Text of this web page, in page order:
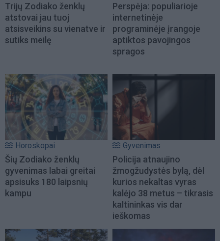
Trijų Zodiako ženklų
atstovai jau tuoj
atsisveikins su vienatve ir
sutiks meilę
Perspėja: populiarioje
internetinėje
programinėje įrangoje
aptiktos pavojingos
spragos
Horoskopai
Šių Zodiako ženklų
gyvenimas labai greitai
apsisuks 180 laipsnių
kampu
Gyvenimas
Policija atnaujino
žmogžudystės bylą, dėl
kurios nekaltas vyras
kalėjo 38 metus – tikrasis
kaltininkas vis dar
ieškomas